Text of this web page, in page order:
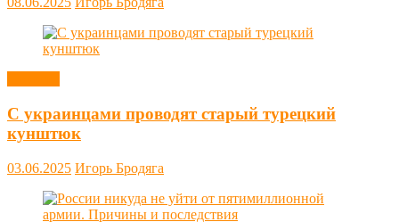
С украинцами проводят старый турецкий
кунштюк
03.06.2025 Игорь Бродяга